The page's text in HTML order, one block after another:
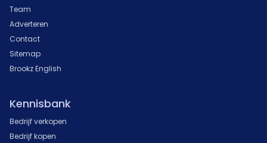
Team
Adverteren
Contact
Sitemap
Brookz English
Kennisbank
Bedrijf verkopen
Bedrijf kopen